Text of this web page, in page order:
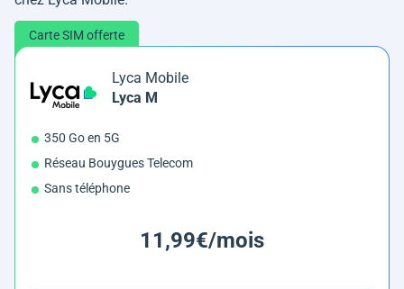
Carte SIM offerte
Lyca Mobile
Lyca M
350 Go en 5G
Réseau Bouygues Telecom
Sans téléphone
11,99€/mois